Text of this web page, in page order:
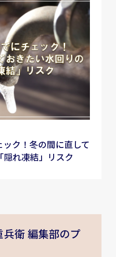
ク！冬の間に直して
隠れ凍結」リスク
衛 編集部のプ